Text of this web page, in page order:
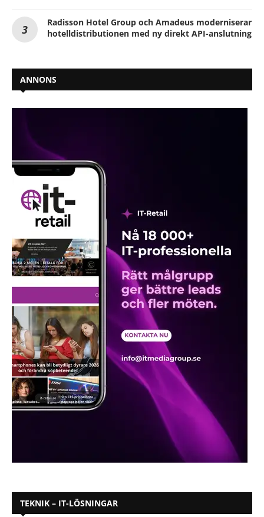
Radisson Hotel Group och Amadeus moderniserar
hotelldistributionen med ny direkt API-anslutning
ANNONS
TEKNIK – IT-LÖSNINGAR